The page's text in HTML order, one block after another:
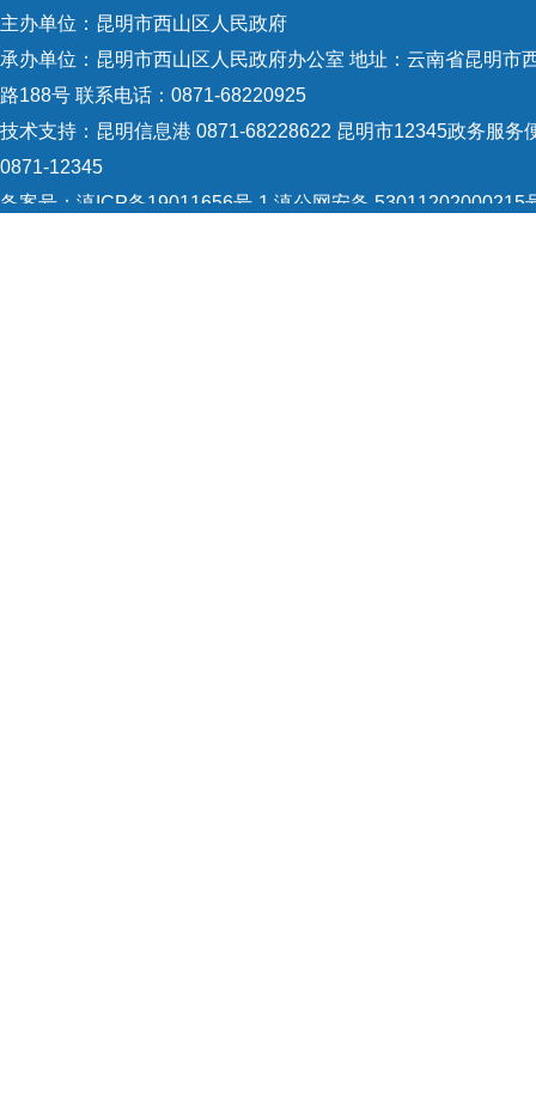
主办单位：昆明市西山区人民政府
承办单位：昆明市西山区人民政府办公室 地址：云南省昆明市
路188号 联系电话：0871-68220925
技术支持： 昆明信息港 0871-68228622 昆明市12345政务服务
0871-12345
备案号： 滇ICP备19011656号-1 滇公网安备 53011202000215